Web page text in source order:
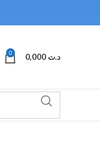
0 د.ت